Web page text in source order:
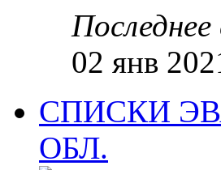
02 янв
СПИСКИ
ОБЛ.